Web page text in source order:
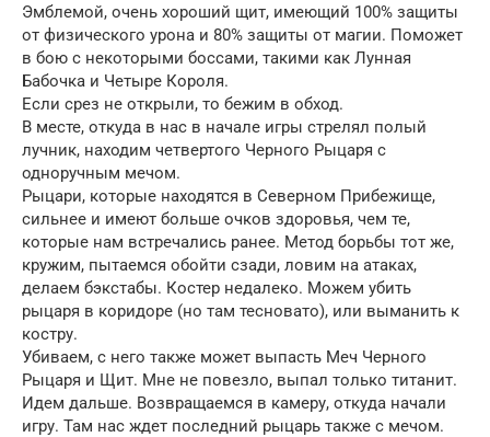
Эмблемой, очень хороший щит, имеющий 100% защиты
от физического урона и 80% защиты от магии. Поможет
в бою с некоторыми боссами, такими как Лунная
Бабочка и Четыре Короля.
Если срез не открыли, то бежим в обход.
В месте, откуда в нас в начале игры стрелял полый
лучник, находим четвертого Черного Рыцаря с
одноручным мечом.
Рыцари, которые находятся в Северном Прибежище,
сильнее и имеют больше очков здоровья, чем те,
которые нам встречались ранее. Метод борьбы тот же,
кружим, пытаемся обойти сзади, ловим на атаках,
делаем бэкстабы. Костер недалеко. Можем убить
рыцаря в коридоре (но там тесновато), или выманить к
костру.
Убиваем, с него также может выпасть Меч Черного
Рыцаря и Щит. Мне не повезло, выпал только титанит.
Идем дальше. Возвращаемся в камеру, откуда начали
игру. Там нас ждет последний рыцарь также с мечом.